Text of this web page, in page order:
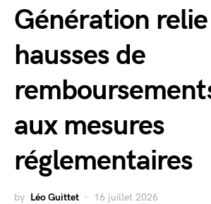
Génération
hausses de
aux mesures
réglementaires
by Léo Guittet 16 juillet 2026